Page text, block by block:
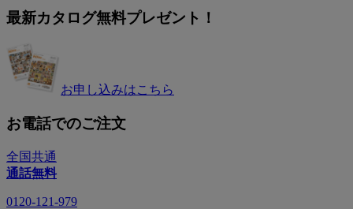
最新カタログ無料プレゼント！
お申し込みはこちら
お電話でのご注文
全国共通
通話無料
0120-121-979